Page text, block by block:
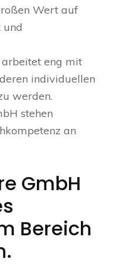
Wert auf
und
eng mit
individuellen
werden.
stehen
an
GmbH
Bereich